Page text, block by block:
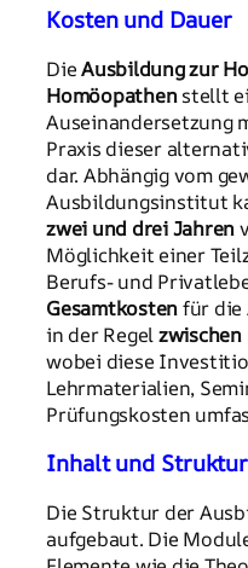
Kosten und Dauer
DieAusbildung zur
Homöopathenstellt
Auseinandersetzung
Praxis dieser
dar. Abhängig vom
Ausbildungsinstitut
zwei und drei Jahren
Möglichkeit einer
Berufs- und
Gesamtkostenfür die
in der Regelzwischen
wobei diese
Lehrmaterialien,
Prüfungskosten
Inhalt und Struktur
Die Struktur der
aufgebaut. Die